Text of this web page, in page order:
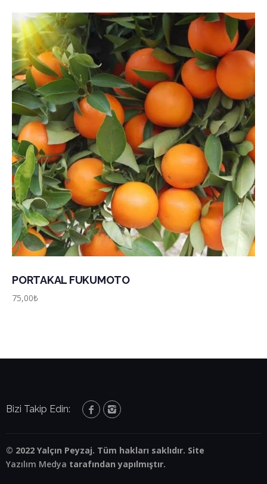
PORTAKAL FUKUMOTO
75,00₺
Bizi Takip Edin:
© 2022 Yalçın Peyzaj. Tüm hakları saklıdır. Site
Yazılım Medya tarafından yapılmıştır.